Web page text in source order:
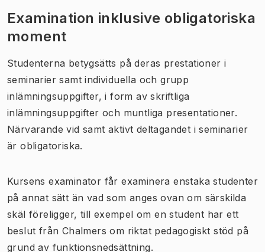
Examination inklusive obligatoriska
moment
Studenterna betygsätts på deras prestationer i
seminarier samt individuella och grupp
inlämningsuppgifter, i form av skriftliga
inlämningsuppgifter och muntliga presentationer.
Närvarande vid samt aktivt deltagandet i seminarier
är obligatoriska.
Kursens examinator får examinera enstaka studenter
på annat sätt än vad som anges ovan om särskilda
skäl föreligger, till exempel om en student har ett
beslut från Chalmers om riktat pedagogiskt stöd på
grund av funktionsnedsättning.